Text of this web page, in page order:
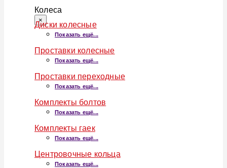
Колеса
×
Диски колесные
Показать ещё...
Проставки колесные
Показать ещё...
Проставки переходные
Показать ещё...
Комплекты болтов
Показать ещё...
Комплекты гаек
Показать ещё...
Центровочные кольца
Показать ещё...